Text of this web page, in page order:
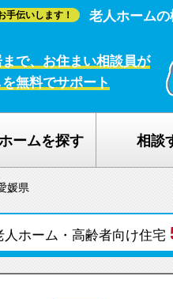
手伝いします！ 老人ホーム
で、お住まい相談員が
無料でサポート
ームを探す 相談
媛県
人ホーム・高齢者向け住宅